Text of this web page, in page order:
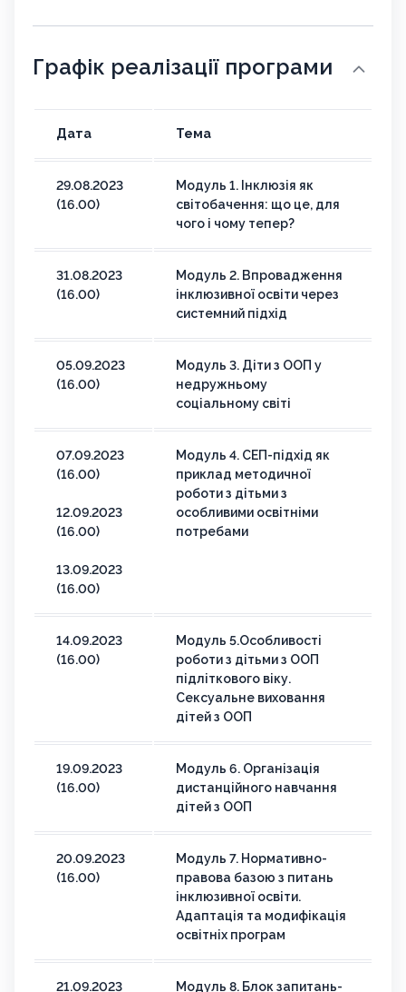
Графік реалізації програми
Дата Тема
29.08.2023
(16.00)
Модуль 1. Інклюзія як
світобачення: що це, для
чого і чому тепер?
31.08.2023
(16.00)
Модуль 2. Впровадження
інклюзивної освіти через
системний підхід
05.09.2023
(16.00)
Модуль 3. Діти з ООП у
недружньому
соціальному світі
07.09.2023
(16.00)
12.09.2023
(16.00)
13.09.2023
(16.00)
Модуль 4. СЕП-підхід як
приклад методичної
роботи з дітьми з
особливими освітніми
потребами
14.09.2023
(16.00)
Модуль 5.Особливості
роботи з дітьми з ООП
підліткового віку.
Сексуальне виховання
дітей з ООП
19.09.2023
(16.00)
Модуль 6. Організація
дистанційного навчання
дітей з ООП
20.09.2023
(16.00)
Модуль 7. Нормативно-
правова базою з питань
інклюзивної освіти.
Адаптація та модифікація
освітніх програм
21.09.2023 Модуль 8. Блок запитань-